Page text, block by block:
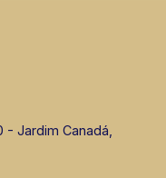
- Jardim Canadá,